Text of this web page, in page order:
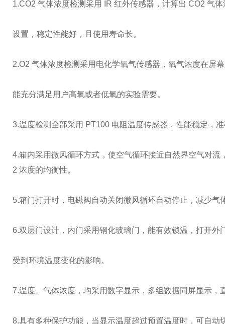
1.CO2 气体浓度检测采用 IR 红外传感器，计算出 CO2 气
设置，稳定性能好，且使用寿命长。
2.O2 气体浓度检测采用电化学氧气传感器，氧气浓度在屏
能充分满足用户高氧或者低氧的实验需要。
3.温度检测全部采用 PT100 电阻温度传感器，性能稳定，
4.箱内采用微风循环方式，使空气循环接近自然界空气对
2 浓度的均衡性。
5.箱门打开时，电磁阀自动关闭微风循环自动停止，减少
6.双层门设计，内门采用钢化玻璃门，能有效锁温，打开
受到环境温度变化的影响。
7.温度、气体浓度，均采用数字显示，多组数据同屏显示，
8.具有多种保护功能，当显示温度超过预置温度时，可自